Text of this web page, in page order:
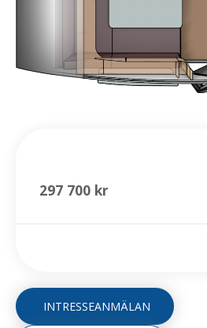
297 700 kr
INTRESSEANMÄLAN